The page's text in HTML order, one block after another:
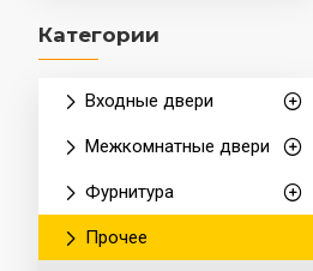
Категории
Входные двери
Межкомнатные двери
Фурнитура
Прочее